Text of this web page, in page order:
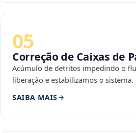
05
Correção de Caixas de
Acúmulo de detritos impedindo o
liberação e estabilizamos o sistema.
SAIBA MAIS